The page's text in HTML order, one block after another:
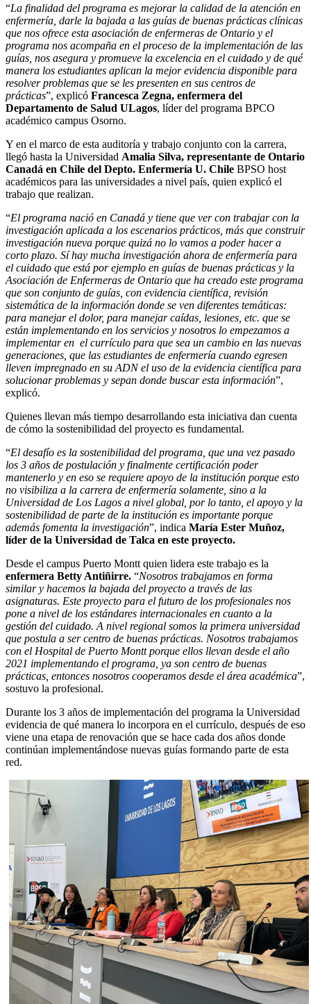
“La finalidad del programa es mejorar la calidad de la atención en
enfermería, darle la bajada a las guías de buenas prácticas clínicas
que nos ofrece esta asociación de enfermeras de Ontario y el
programa nos acompaña en el proceso de la implementación de las
guías, nos asegura y promueve la excelencia en el cuidado y de qué
manera los estudiantes aplican la mejor evidencia disponible para
resolver problemas que se les presenten en sus centros de
prácticas”, explicó Francesca Zegna, enfermera del
Departamento de Salud ULagos, líder del programa BPCO
académico campus Osorno.
Y en el marco de esta auditoría y trabajo conjunto con la carrera,
llegó hasta la Universidad Amalia Silva, representante de Ontario
Canadá en Chile del Depto. Enfermería U. Chile BPSO host
académicos para las universidades a nivel país, quien explicó el
trabajo que realizan.
“El programa nació en Canadá y tiene que ver con trabajar con la
investigación aplicada a los escenarios prácticos, más que construir
investigación nueva porque quizá no lo vamos a poder hacer a
corto plazo. Sí hay mucha investigación ahora de enfermería para
el cuidado que está por ejemplo en guías de buenas prácticas y la
Asociación de Enfermeras de Ontario que ha creado este programa
que son conjunto de guías, con evidencia científica, revisión
sistemática de la información donde se ven diferentes temáticas:
para manejar el dolor, para manejar caídas, lesiones, etc. que se
están implementando en los servicios y nosotros lo empezamos a
implementar en el currículo para que sea un cambio en las nuevas
generaciones, que las estudiantes de enfermería cuando egresen
lleven impregnado en su ADN el uso de la evidencia científica para
solucionar problemas y sepan donde buscar esta información”,
explicó.
Quienes llevan más tiempo desarrollando esta iniciativa dan cuenta
de cómo la sostenibilidad del proyecto es fundamental.
“El desafío es la sostenibilidad del programa, que una vez pasado
los 3 años de postulación y finalmente certificación poder
mantenerlo y en eso se requiere apoyo de la institución porque esto
no visibiliza a la carrera de enfermería solamente, sino a la
Universidad de Los Lagos a nivel global, por lo tanto, el apoyo y la
sostenibilidad de parte de la institución es importante porque
además fomenta la investigación”, indica María Ester Muñoz,
líder de la Universidad de Talca en este proyecto.
Desde el campus Puerto Montt quien lidera este trabajo es la
enfermera Betty Antiñirre. “Nosotros trabajamos en forma
similar y hacemos la bajada del proyecto a través de las
asignaturas. Este proyecto para el futuro de los profesionales nos
pone a nivel de los estándares internacionales en cuanto a la
gestión del cuidado. A nivel regional somos la primera universidad
que postula a ser centro de buenas prácticas. Nosotros trabajamos
con el Hospital de Puerto Montt porque ellos llevan desde el año
2021 implementando el programa, ya son centro de buenas
prácticas, entonces nosotros cooperamos desde el área académica”,
sostuvo la profesional.
Durante los 3 años de implementación del programa la Universidad
evidencia de qué manera lo incorpora en el currículo, después de eso
viene una etapa de renovación que se hace cada dos años donde
continúan implementándose nuevas guías formando parte de esta
red.